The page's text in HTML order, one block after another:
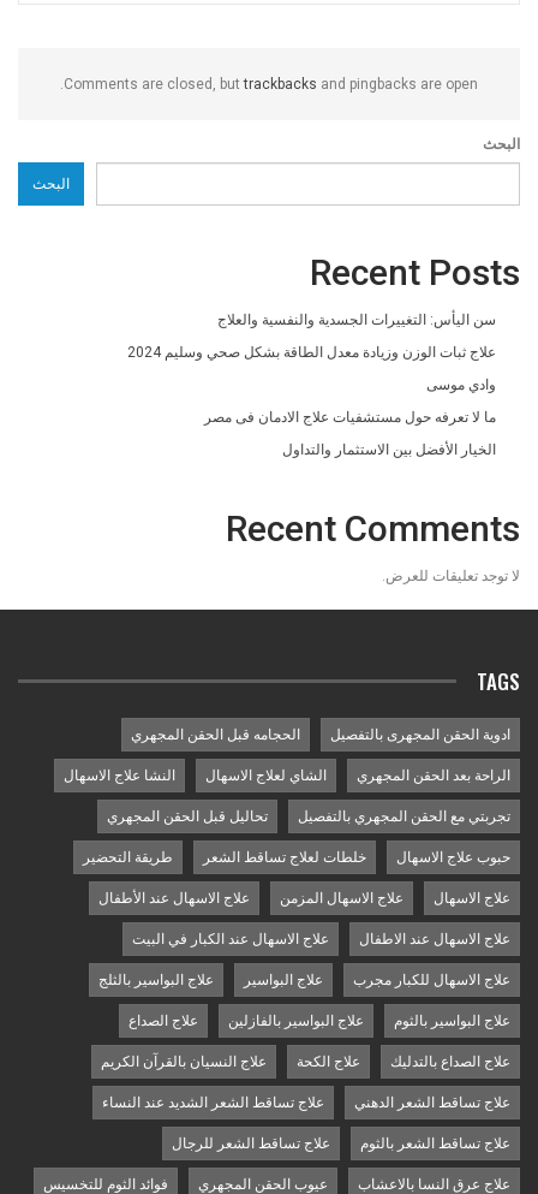
Comments are closed, buttrackbacks and pingbacks are open.
البحث
البحث
Recent Posts
سن اليأس: التغييرات الجسدية والنفسية والعلاج
علاج ثبات الوزن وزيادة معدل الطاقة بشكل صحي وسليم 2024
وادي موسى
ما لا تعرفه حول مستشفيات علاج الادمان فى مصر
الخيار الأفضل بين الاستثمار والتداول
Recent Comments
لا توجد تعليقات للعرض.
TAGS
ادوية الحقن المجهرى بالتفصيل الحجامه قبل الحقن المجهري
الراحة بعد الحقن المجهري الشاي لعلاج الاسهال النشا علاج الاسهال
تجربتي مع الحقن المجهري بالتفصيل تحاليل قبل الحقن المجهري
حبوب علاج الاسهال خلطات لعلاج تساقط الشعر طريقة التحضير
علاج الاسهال علاج الاسهال المزمن علاج الاسهال عند الأطفال
علاج الاسهال عند الاطفال علاج الاسهال عند الكبار في البيت
علاج الاسهال للكبار مجرب علاج البواسير علاج البواسير بالثلج
علاج البواسير بالثوم علاج البواسير بالفازلين علاج الصداع
علاج الصداع بالتدليك علاج الكحة علاج النسيان بالقرآن الكريم
علاج تساقط الشعر الدهني علاج تساقط الشعر الشديد عند النساء
علاج تساقط الشعر بالثوم علاج تساقط الشعر للرجال
علاج عرق النسا بالاعشاب عيوب الحقن المجهري فوائد الثوم للتخسيس